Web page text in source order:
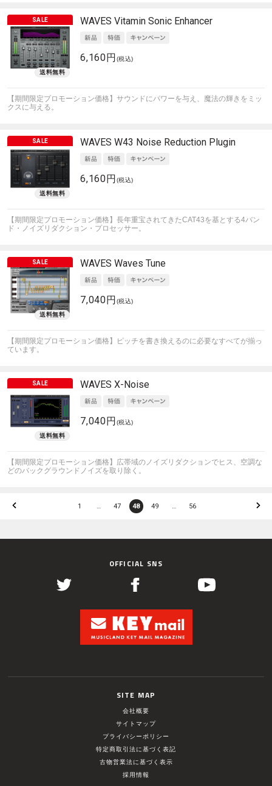
WAVES Vitamin Sonic Enhancer
6,160円 (税込)
【期間限定プロモーション価格】サウンドにパワーを与え、魔法の輝きをミッ
クスに与える。
WAVES W43 Noise Reduction Plugin
6,160円 (税込)
【期間限定プロモーション価格】長年重宝されてきたCAT43を基とする4バン
ド・ノイズリダクション・プロセッサー。
WAVES Waves Tune
7,040円 (税込)
【期間限定プロモーション価格】ピッチを書き換えるのに必要なすべてが揃っ
ています。
WAVES X-Noise
7,040円 (税込)
【期間限定プロモーション価格】広帯域のノイズリダクションでヒス、空調な
どのバックグラウンドノイズを取り除く。
1 … 47 48 49 … 56
OFFICIAL SNS
SITE MAP
会社概要
サイトマップ
プライバシーポリシー
特定商取引法に基づく表記
古物営業法に基づく表示
採用情報